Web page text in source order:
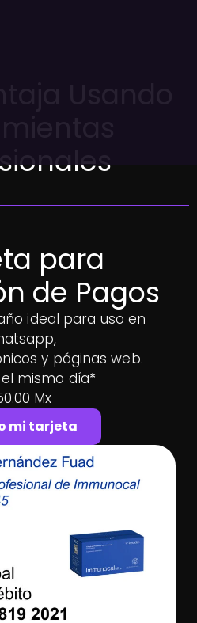
para
de Pagos
ideal para uso en
y páginas web.
mismo día*
Mx
mi tarjeta